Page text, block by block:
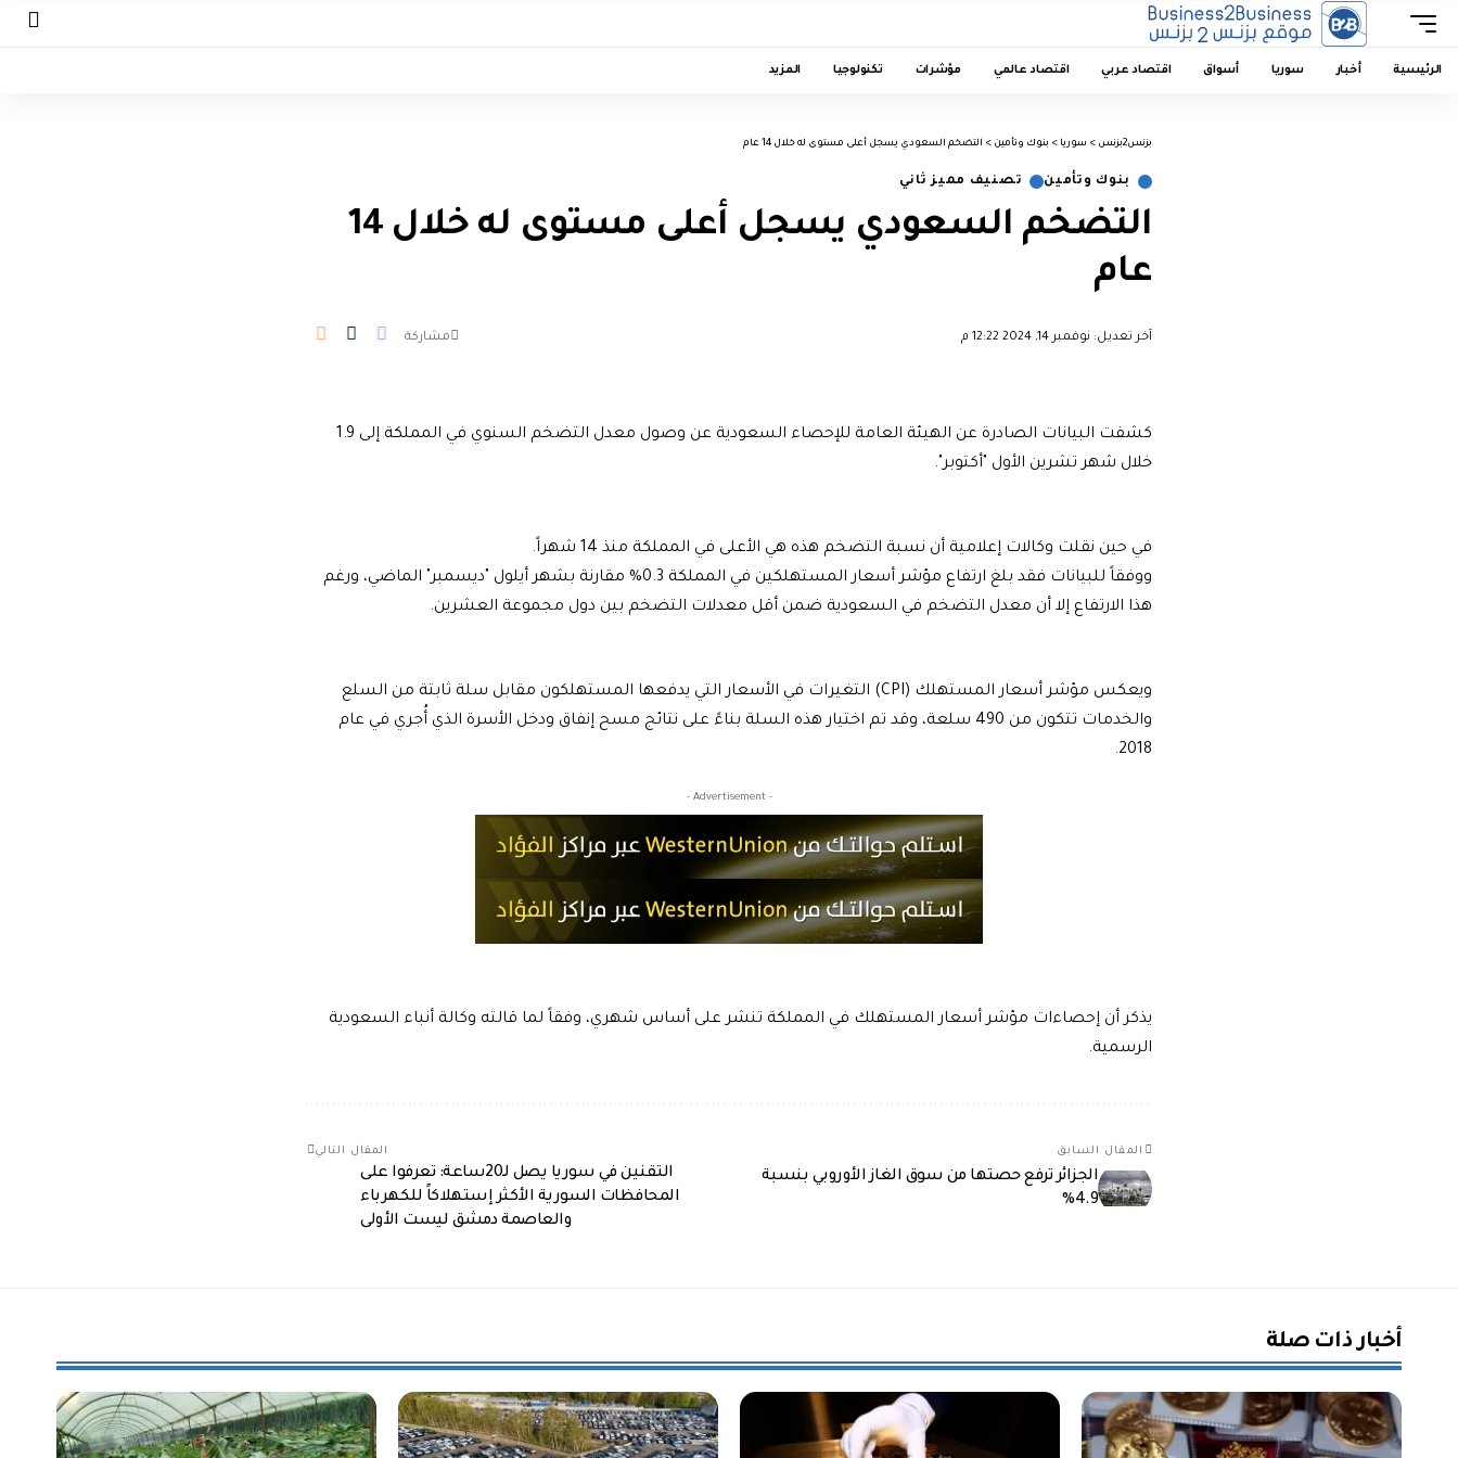
الرئيسية أخبار سوريا أسواق اقتصاد عربي اقتصاد عالمي مؤشرات تكنولوجيا المزيد
بزنس2بزنس > سوريا > بنوك وتأمين > التضخم السعودي يسجل أعلى مستوى له خلال 14 عام
بنوك وتأمين تصنيف مميز ثاني
التضخم السعودي يسجل أعلى مستوى له خلال 14
عام
آخر تعديل: نوفمبر 14, 2024 12:22 م مشاركة
كشفت البيانات الصادرة عن الهيئة العامة للإحصاء السعودية عن وصول معدل التضخم السنوي في المملكة إلى 1.9
خلال شهر تشرين الأول "أكتوبر".
في حين نقلت وكالات إعلامية أن نسبة التضخم هذه هي الأعلى في المملكة منذ 14 شهراً.
ووفقاً للبيانات فقد بلغ ارتفاع مؤشر أسعار المستهلكين في المملكة 0.3% مقارنة بشهر أيلول "ديسمبر" الماضي، ورغم
هذا الارتفاع إلا أن معدل التضخم في السعودية ضمن أقل معدلات التضخم بين دول مجموعة العشرين.
ويعكس مؤشر أسعار المستهلك (CPI) التغيرات في الأسعار التي يدفعها المستهلكون مقابل سلة ثابتة من السلع
والخدمات تتكون من 490 سلعة، وقد تم اختيار هذه السلة بناءً على نتائج مسح إنفاق ودخل الأسرة الذي أُجري في عام
2018.
- Advertisement -
يذكر أن إحصاءات مؤشر أسعار المستهلك في المملكة تنشر على أساس شهري، وفقاً لما قالته وكالة أنباء السعودية
الرسمية.
المقال السابق
الجزائر ترفع حصتها من سوق الغاز الأوروبي بنسبة
4.9%
المقال التالي
التقنين في سوريا يصل لـ20ساعة: تعرفوا على
المحافظات السورية الأكثر إستهلاكاً للكهرباء
والعاصمة دمشق ليست الأولى
أخبار ذات صلة